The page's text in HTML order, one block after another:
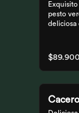
pesto
deliciosa
$89.900